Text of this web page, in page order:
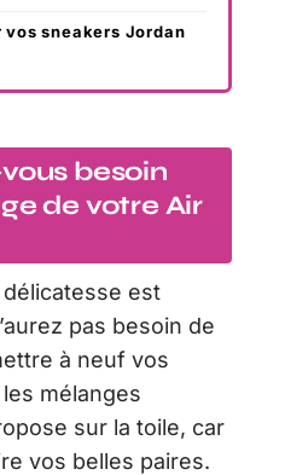
sneakers Jordan
besoin
de votre Air
est
pas besoin de
à neuf vos
mélanges
sur la toile, car
vos belles paires.